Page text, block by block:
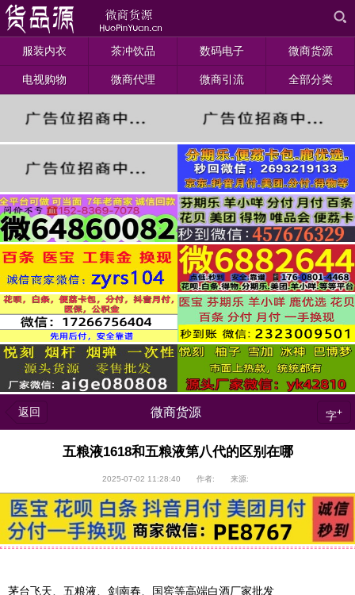
服装内衣 茶冲饮品 数码电子 微商货源
电视购物 微商代理 微商引流 全部分类
返回 微商货源 字+
五粮液1618和五粮液第八代的区别在哪
2025-07-02 11:28:40 作者: 来源:
茅台飞天、五粮液、剑南春、国窖等高端白酒厂家批发